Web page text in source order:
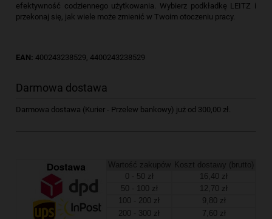
efektywność codziennego użytkowania. Wybierz podkładkę LEITZ i
przekonaj się, jak wiele może zmienić w Twoim otoczeniu pracy.
EAN: 400243238529, 4400243238529
Darmowa dostawa
Darmowa dostawa (Kurier - Przelew bankowy) już od 300,00 zł.
Wartość zakupów
Koszt dostawy (brutto)
0 - 50 zł
16,40 zł
50 - 100 zł
12,70 zł
100 - 200 zł
9,80 zł
200 - 300 zł
7,60 zł